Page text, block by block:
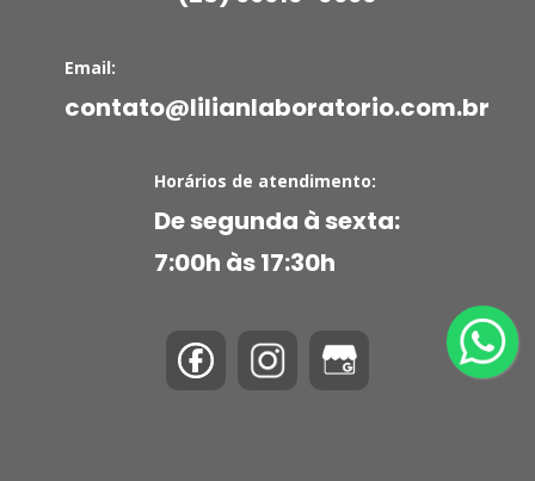
Email:
contato@lilianlaboratorio.com.br
Horários de atendimento:
De segunda à sexta:
7:00h às 17:30h